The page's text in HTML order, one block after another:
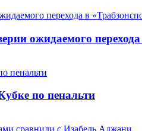
ожидаемого перехода
по пенальти